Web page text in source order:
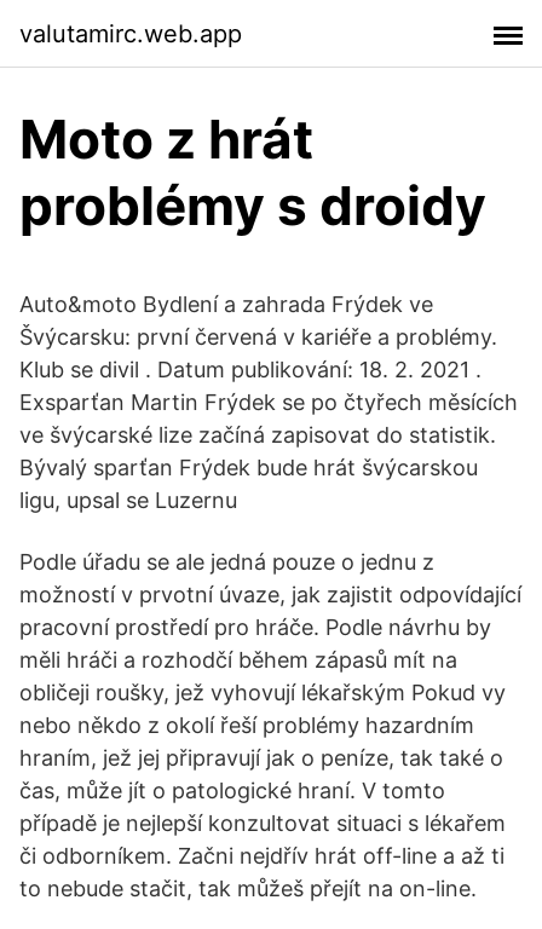
valutamirc.web.app
Moto z hrát
problémy s droidy
Auto&moto Bydlení a zahrada Frýdek ve
Švýcarsku: první červená v kariéře a problémy.
Klub se divil . Datum publikování: 18. 2. 2021 .
Exsparťan Martin Frýdek se po čtyřech měsících
ve švýcarské lize začíná zapisovat do statistik.
Bývalý sparťan Frýdek bude hrát švýcarskou
ligu, upsal se Luzernu
Podle úřadu se ale jedná pouze o jednu z
možností v prvotní úvaze, jak zajistit odpovídající
pracovní prostředí pro hráče. Podle návrhu by
měli hráči a rozhodčí během zápasů mít na
obličeji roušky, jež vyhovují lékařským Pokud vy
nebo někdo z okolí řeší problémy hazardním
hraním, jež jej připravují jak o peníze, tak také o
čas, může jít o patologické hraní. V tomto
případě je nejlepší konzultovat situaci s lékařem
či odborníkem. Začni nejdřív hrát off-line a až ti
to nebude stačit, tak můžeš přejít na on-line.